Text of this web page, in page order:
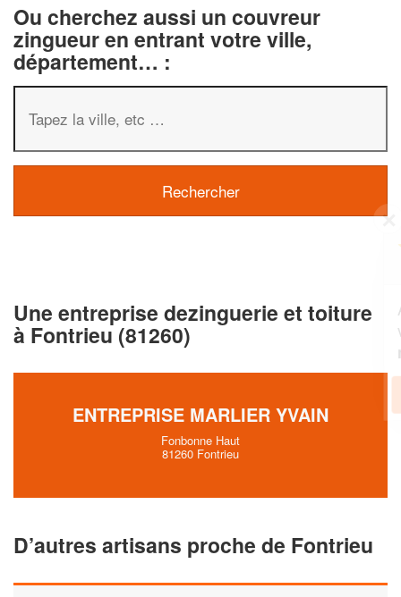
Ou cherchez aussi un couvreur
zingueur en entrant votre ville,
département… :
Une entreprise dezinguerie et toiture
à Fontrieu (81260)
ENTREPRISE MARLIER YVAIN
Fonbonne Haut
81260 Fontrieu
D’autres artisans proche de Fontrieu
✕
Augmentez votrechiffre d'affaires
et
vosmargestout en gagnant de
nouveaux clients